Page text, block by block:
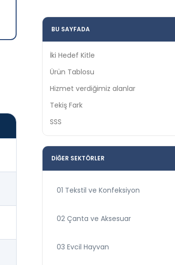
BU SAYFADA
İki Hedef Kitle
Ürün Tablosu
Hizmet verdiğimiz alanlar
Tekiş Fark
SSS
DİĞER SEKTÖRLER
01 Tekstil ve Konfeksiyon
02 Çanta ve Aksesuar
03 Evcil Hayvan